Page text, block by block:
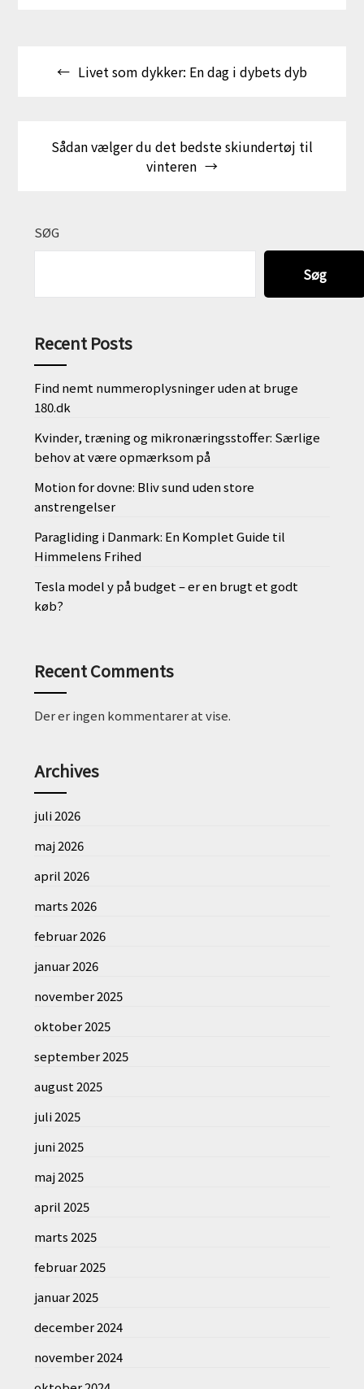
Livet som dykker: En dag i dybets dyb
Sådan vælger du det bedste skiundertøj til
vinteren
SØG
Søg
Recent Posts
Find nemt nummeroplysninger uden at bruge
180.dk
Kvinder, træning og mikronæringsstoffer: Særlige
behov at være opmærksom på
Motion for dovne: Bliv sund uden store
anstrengelser
Paragliding i Danmark: En Komplet Guide til
Himmelens Frihed
Tesla model y på budget – er en brugt et godt
køb?
Recent Comments
Der er ingen kommentarer at vise.
Archives
juli 2026
maj 2026
april 2026
marts 2026
februar 2026
januar 2026
november 2025
oktober 2025
september 2025
august 2025
juli 2025
juni 2025
maj 2025
april 2025
marts 2025
februar 2025
januar 2025
december 2024
november 2024